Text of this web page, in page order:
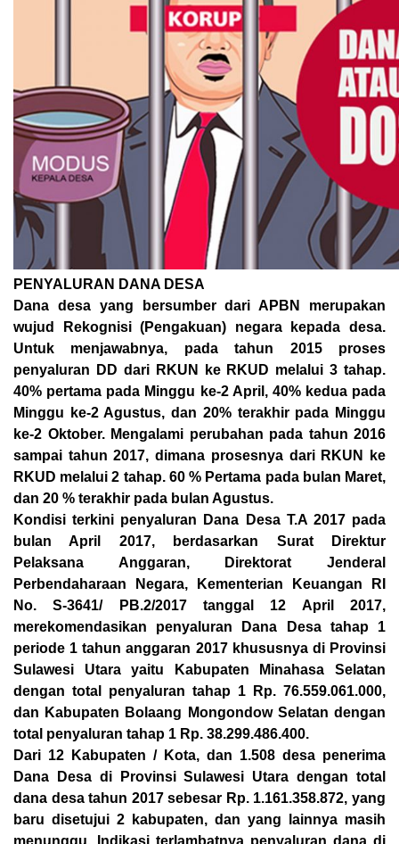
PENYALURAN DANA DESA
Dana desa yang bersumber dari APBN merupakan
wujud Rekognisi (Pengakuan) negara kepada desa.
Untuk menjawabnya, pada tahun 2015 proses
penyaluran DD dari RKUN ke RKUD melalui 3 tahap.
40% pertama pada Minggu ke-2 April, 40% kedua pada
Minggu ke-2 Agustus, dan 20% terakhir pada Minggu
ke-2 Oktober. Mengalami perubahan pada tahun 2016
sampai tahun 2017, dimana prosesnya dari RKUN ke
RKUD melalui 2 tahap. 60 % Pertama pada bulan Maret,
dan 20 % terakhir pada bulan Agustus.
Kondisi terkini penyaluran Dana Desa T.A 2017 pada
bulan April 2017, berdasarkan Surat Direktur
Pelaksana Anggaran, Direktorat Jenderal
Perbendaharaan Negara, Kementerian Keuangan RI
No. S-3641/ PB.2/2017 tanggal 12 April 2017,
merekomendasikan penyaluran Dana Desa tahap 1
periode 1 tahun anggaran 2017 khususnya di Provinsi
Sulawesi Utara yaitu Kabupaten Minahasa Selatan
dengan total penyaluran tahap 1 Rp. 76.559.061.000,
dan Kabupaten Bolaang Mongondow Selatan dengan
total penyaluran tahap 1 Rp. 38.299.486.400.
Dari 12 Kabupaten / Kota, dan 1.508 desa penerima
Dana Desa di Provinsi Sulawesi Utara dengan total
dana desa tahun 2017 sebesar Rp. 1.161.358.872, yang
baru disetujui 2 kabupaten, dan yang lainnya masih
menunggu. Indikasi terlambatnya penyaluran dana di